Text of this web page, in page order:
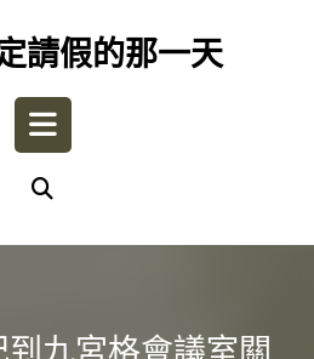
請假的那一天
Open